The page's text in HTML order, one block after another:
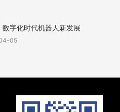
数字化时代机器人新发展
05